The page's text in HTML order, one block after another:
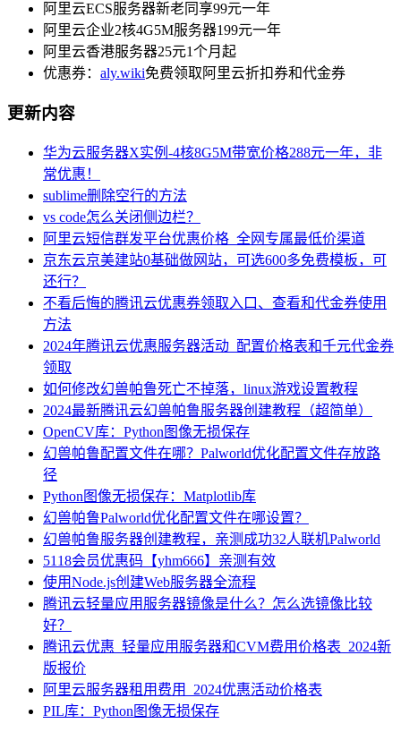
阿里云ECS服务器新老同享99元一年
阿里云企业2核4G5M服务器199元一年
阿里云香港服务器25元1个月起
优惠券： aly.wiki免费领取阿里云折扣券和代金券
更新内容
华为云服务器X实例-4核8G5M带宽价格288元一年，非
常优惠！
sublime删除空行的方法
vs code怎么关闭侧边栏？
阿里云短信群发平台优惠价格_全网专属最低价渠道
京东云京美建站0基础做网站，可选600多免费模板，可
还行？
不看后悔的腾讯云优惠券领取入口、查看和代金券使用
方法
2024年腾讯云优惠服务器活动_配置价格表和千元代金券
领取
如何修改幻兽帕鲁死亡不掉落，linux游戏设置教程
2024最新腾讯云幻兽帕鲁服务器创建教程（超简单）
OpenCV库：Python图像无损保存
幻兽帕鲁配置文件在哪？Palworld优化配置文件存放路
径
Python图像无损保存：Matplotlib库
幻兽帕鲁Palworld优化配置文件在哪设置？
幻兽帕鲁服务器创建教程，亲测成功32人联机Palworld
5118会员优惠码【yhm666】亲测有效
使用Node.js创建Web服务器全流程
腾讯云轻量应用服务器镜像是什么？怎么选镜像比较
好？
腾讯云优惠_轻量应用服务器和CVM费用价格表_2024新
版报价
阿里云服务器租用费用_2024优惠活动价格表
PIL库：Python图像无损保存